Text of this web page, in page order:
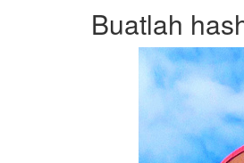
Buatlah